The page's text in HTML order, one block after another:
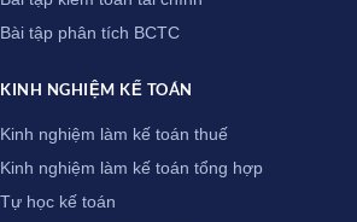
Bài tập phân tích BCTC
KINH NGHIỆM KẾ TOÁN
Kinh nghiệm làm kế toán thuế
Kinh nghiệm làm kế toán tổng hợp
Tự học kế toán